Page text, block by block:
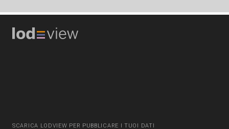
SCARICA LODVIEW PER PUBBLICARE I TUOI DATI